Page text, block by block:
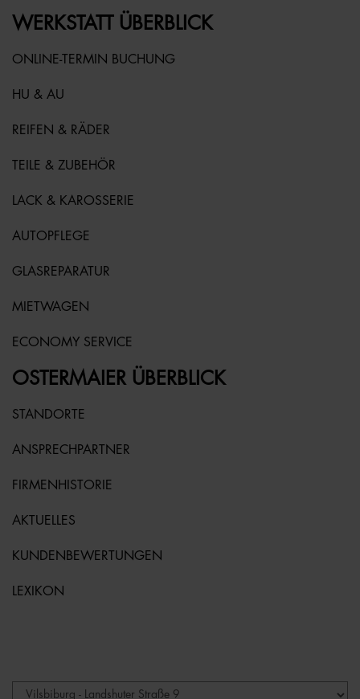
WERKSTATT ÜBERBLICK
ONLINE-TERMIN BUCHUNG
HU & AU
REIFEN & RÄDER
TEILE & ZUBEHÖR
LACK & KAROSSERIE
AUTOPFLEGE
GLASREPARATUR
MIETWAGEN
ECONOMY SERVICE
OSTERMAIER ÜBERBLICK
STANDORTE
ANSPRECHPARTNER
FIRMENHISTORIE
AKTUELLES
KUNDENBEWERTUNGEN
LEXIKON